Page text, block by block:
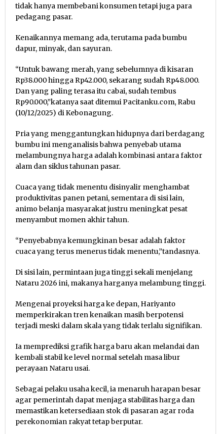
tidak hanya membebani konsumen tetapi juga para
pedagang pasar.
Kenaikannya memang ada, terutama pada bumbu
dapur, minyak, dan sayuran.
“Untuk bawang merah, yang sebelumnya di kisaran
Rp38.000 hingga Rp42.000, sekarang sudah Rp48.000.
Dan yang paling terasa itu cabai, sudah tembus
Rp90.000,”katanya saat ditemui Pacitanku.com, Rabu
(10/12/2025) di Kebonagung.
Pria yang menggantungkan hidupnya dari berdagang
bumbu ini menganalisis bahwa penyebab utama
melambungnya harga adalah kombinasi antara faktor
alam dan siklus tahunan pasar.
Cuaca yang tidak menentu disinyalir menghambat
produktivitas panen petani, sementara di sisi lain,
animo belanja masyarakat justru meningkat pesat
menyambut momen akhir tahun.
“Penyebabnya kemungkinan besar adalah faktor
cuaca yang terus menerus tidak menentu,”tandasnya.
Di sisi lain, permintaan juga tinggi sekali menjelang
Nataru 2026 ini, makanya harganya melambung tinggi.
Mengenai proyeksi harga ke depan, Hariyanto
memperkirakan tren kenaikan masih berpotensi
terjadi meski dalam skala yang tidak terlalu signifikan.
Ia memprediksi grafik harga baru akan melandai dan
kembali stabil ke level normal setelah masa libur
perayaan Nataru usai.
Sebagai pelaku usaha kecil, ia menaruh harapan besar
agar pemerintah dapat menjaga stabilitas harga dan
memastikan ketersediaan stok di pasaran agar roda
perekonomian rakyat tetap berputar.